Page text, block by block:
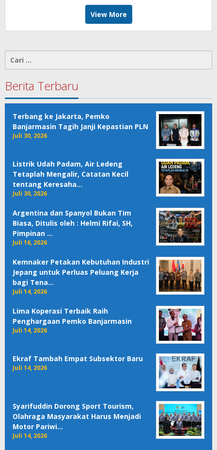
View More
Cari
Berita Terbaru
Terbang ke Jakarta, Pemko
Banjarmasin Tagih Janji Kepastian PLN
Juli 30, 2026
Listrik Udah Padam, Air Ledeng
Tetaplah Mengalir, Catatan Kecil
tentang Keresaha…
Juli 30, 2026
Argentina dan Spanyol Bukan Tim
Biasa, Ditulis oleh : Helmi Rifai, SH,
Pimpinan …
Juli 16, 2026
Kemnaker Petakan Kebutuhan Industri
Jepang untuk Perluas Peluang Kerja
bagi Tena…
Juli 14, 2026
Lima Koperasi Terbaik Raih
Penghargaan Pemko Banjarmasin
Juli 14, 2026
Ekraf Tambah Empat Subsektor Baru
Juli 14, 2026
Syarifuddin Dorong Sport Tourism,
Olahraga Masyarakat Harus Menjadi
Motor Pariwi…
Juli 14, 2026